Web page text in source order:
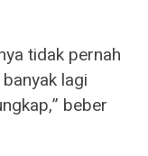
tidak pernah
lagi
beber